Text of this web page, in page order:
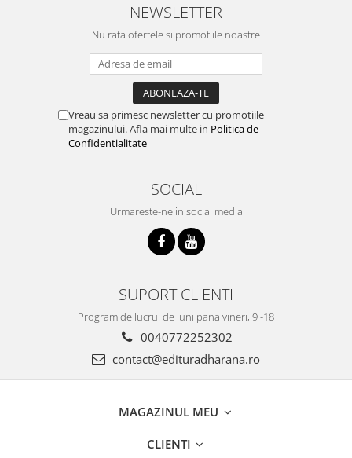
NEWSLETTER
Nu rata ofertele si promotiile noastre
Vreau sa primesc newsletter cu promotiile
magazinului. Afla mai multe in Politica de
Confidentialitate
SOCIAL
Urmareste-ne in social media
SUPORT CLIENTI
Program de lucru: de luni pana vineri, 9 -18
0040772252302
contact@edituradharana.ro
MAGAZINUL MEU
CLIENTI